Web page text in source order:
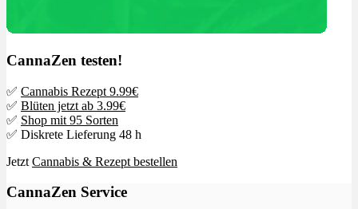
CannaZen testen!
✅ Cannabis Rezept 9.99€
✅ Blüten jetzt ab 3.99€
✅ Shop mit 95 Sorten
✅ Diskrete Lieferung 48 h
Jetzt Cannabis & Rezept bestellen
CannaZen Service